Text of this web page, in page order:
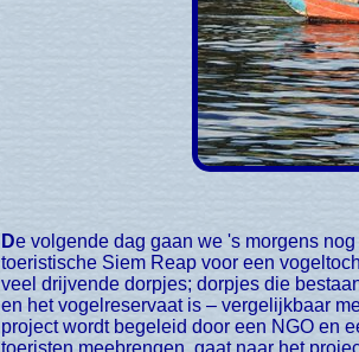
De volgende dag gaan we 's morgens nog naar drie andere monumenten van het Angkor complex. 's Middags verlaten we het
toeristische Siem Reap voor een
veel drijvende dorpjes; dorpjes die
en het vogelreservaat is – vergelijkbaar
project wordt begeleid door een NGO en
toeristen meebrengen, gaat naar het